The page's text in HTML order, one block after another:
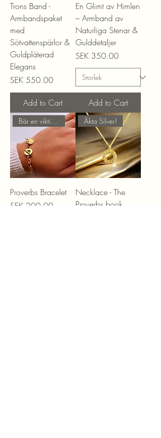
Trons Band -
Armbandspaket
med
Sötvattenspärlor &
Guldpläterad
Elegans
Price
SEK 550.00
Add to Cart
En Glimt av Himlen
– Armband av
Naturliga Stenar &
Gulddetaljer
Price
SEK 350.00
Add to Cart
Bär en viktig Påminnelse!
Proverbs Bracelet
Price
SEK 200.00
Äkta Silver!
Necklace - The
Proverbs book